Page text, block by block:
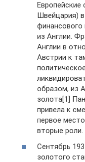
Европейские
Швейцария)
из Англии.
Англии в
Австрии к
образом, из
золота[1]
привела к
первое
вторые роли.
Сентябрь
золотого